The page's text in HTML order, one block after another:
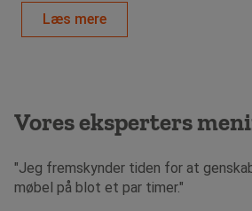
Læs mere
Vores eksperters
"Jeg fremskynder tiden for at
møbel på blot et par timer."